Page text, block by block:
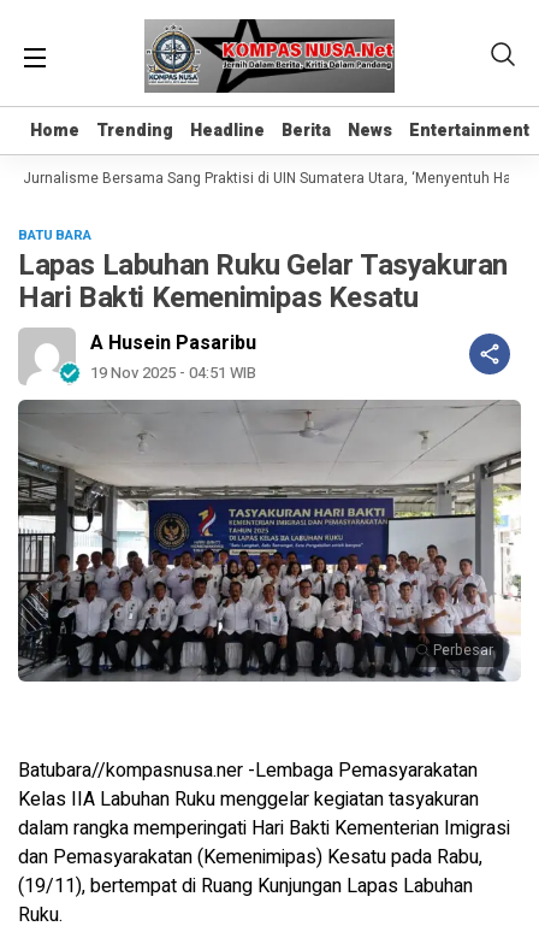
Home Trending Headline Berita News Entertainment
Home Trending Headline Berita News Entertainment
Bersama Sang Praktisi di UIN Sumatera Utara, ‘Menyentuh Hati
BATU BARA
Lapas Labuhan Ruku Gelar Tasyakuran
Hari Bakti Kemenimipas Kesatu
A Husein Pasaribu
19 Nov 2025 - 04:51 WIB
Perbesar
Batubara//kompasnusa.ner -Lembaga Pemasyarakatan
Kelas IIA Labuhan Ruku menggelar kegiatan tasyakuran
dalam rangka memperingati Hari Bakti Kementerian Imigrasi
dan Pemasyarakatan (Kemenimipas) Kesatu pada Rabu,
(19/11), bertempat di Ruang Kunjungan Lapas Labuhan
Ruku.